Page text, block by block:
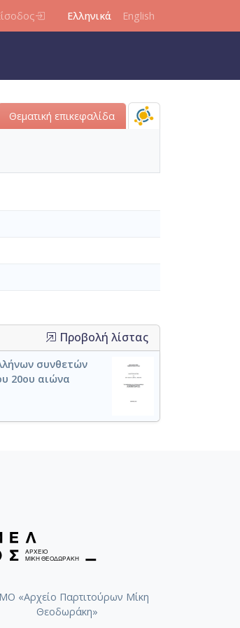
Ελληνικά English
Θεματική επικεφαλίδα
Προβολή λίστας
συνθετών
20ου αιώνα
«Αρχείο Παρτιτούρων Μίκη
Θεοδωράκη»